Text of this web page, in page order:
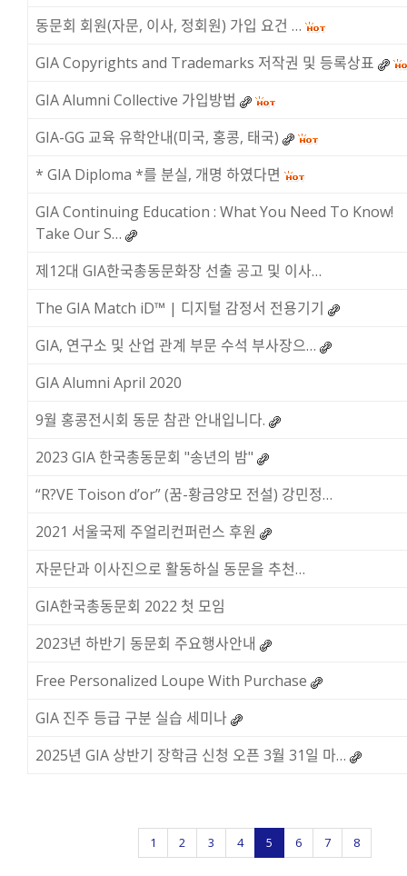
동문회 회원(자문, 이사, 정회원) 가입 요건 …
GIA Copyrights and Trademarks 저작권 및 등록상표
GIA Alumni Collective 가입방법
GIA-GG 교육 유학안내(미국, 홍콩, 태국)
* GIA Diploma *를 분실, 개명 하였다면
GIA Continuing Education : What You Need To Know!
Take Our S…
제12대 GIA한국총동문화장 선출 공고 및 이사…
The GIA Match iD™ | 디지털 감정서 전용기기
GIA, 연구소 및 산업 관계 부문 수석 부사장으…
GIA Alumni April 2020
9월 홍콩전시회 동문 참관 안내입니다.
2023 GIA 한국총동문회 "송년의 밤"
“R?VE Toison d’or” (꿈-황금양모 전설) 강민정…
2021 서울국제 주얼리컨퍼런스 후원
자문단과 이사진으로 활동하실 동문을 추천…
GIA한국총동문회 2022 첫 모임
2023년 하반기 동문회 주요행사안내
Free Personalized Loupe With Purchase
GIA 진주 등급 구분 실습 세미나
2025년 GIA 상반기 장학금 신청 오픈 3월 31일 마…
1 2 3 4 5 6 7 8